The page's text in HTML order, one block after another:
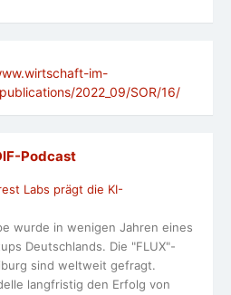
im-
2022_09/SOR/16/
Podcast
Labs prägt die KI-
wurde in wenigen Jahren eines
Deutschlands. Die "FLUX"-
sind weltweit gefragt.
langfristig den Erfolg von